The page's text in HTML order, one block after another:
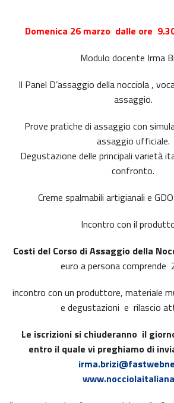
Domenica 26 marzo dalle ore
Modulo docente Irma
Il Panel D’assaggio della nocciola ,
assaggio.
Prove pratiche di assaggio con
assaggio ufficiale.
Degustazione delle principali varietà
confronto.
Creme spalmabili artigianali e
Incontro con il
Costi del Corso di Assaggio della
euro a persona comprende
incontro con un produttore, materiale
e degustazioni e rilascio
Le iscrizioni si chiuderanno il
entro il quale vi preghiamo di